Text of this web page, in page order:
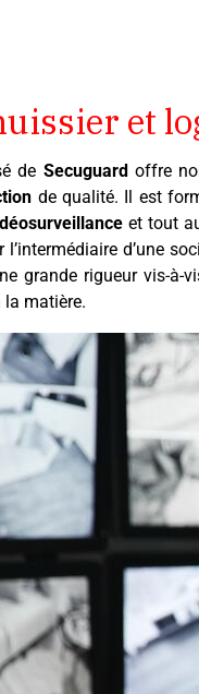
et
de Secuguardoffre
de qualité. Il est
et tout
d’une
grande rigueur vis-à-
la matière.